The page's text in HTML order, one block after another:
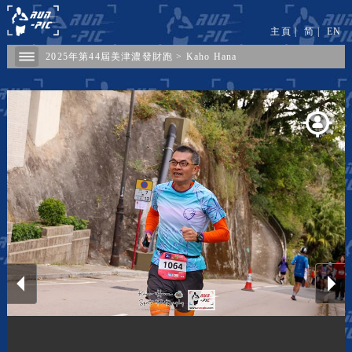
2025年第44屆美津濃發財跑 > Kaho Hana
主頁 | 简| EN